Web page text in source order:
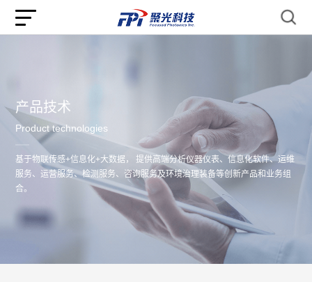
产品技术
Product technologies
基于物联传感+信息化+大数据， 提供高端分析仪器仪表、信息化软件、运维
服务、运营服务、检测服务、咨询服务及环境治理装备等创新产品和业务组
合。